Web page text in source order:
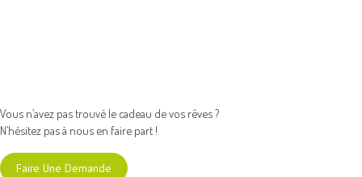
Vous n’avez pas trouvé le cadeau de vos rêves ?
N’hésitez pas à nous en faire part !
Faire Une Demande